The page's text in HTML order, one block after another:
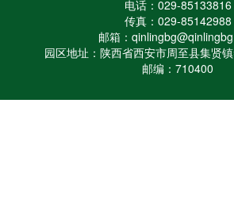
电话：029-85133816
传真：029-85142988
邮箱：
园区地址：陕西省西安市周至县集贤
邮编：710400